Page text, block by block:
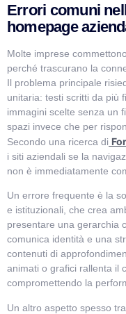
Errori comuni
homepage
Molte imprese
perché trascurano la
Il problema principale
unitaria: testi scritti da più
immagini scelte senza un
spazi invece che per
Secondo una ricerca di
i siti aziendali se la
non è immediatamente
Un errore frequente è la
e istituzionali, che crea
presentare una gerarchia
comunica identità e una
contenuti di
animati o grafici rallenta il
compromettendo la
Un altro aspetto spesso